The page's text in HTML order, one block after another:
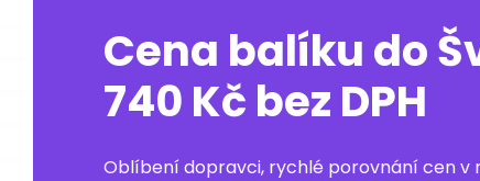
Cena balíku do
740 Kč bez DPH
Oblíbení dopravci, rychlé porovnání cen v